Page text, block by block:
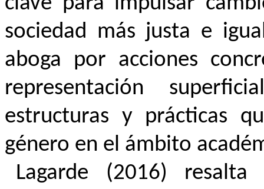
sociedad más justa e
aboga por acciones
representación
estructuras y prácticas
género en el ámbito
Lagarde (2016)